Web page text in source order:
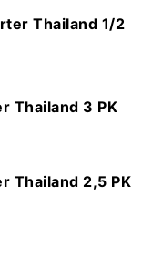
Thailand 1/2
Thailand 3 PK
Thailand 2,5 PK